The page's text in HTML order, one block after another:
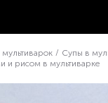
/ Супы в
и рисом в мультиварке